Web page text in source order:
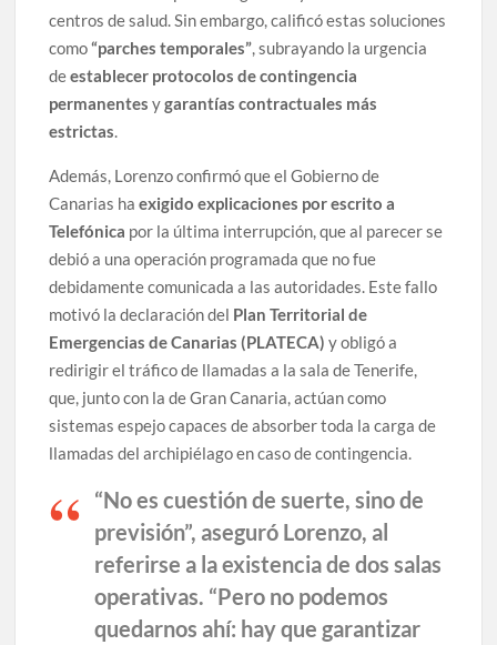
centros de salud. Sin embargo, calificó estas soluciones
como“parches temporales”, subrayando la urgencia
deestablecer protocolos de contingencia
permanentes ygarantías contractuales más
estrictas.
Además, Lorenzo confirmó que el Gobierno de
Canarias haexigido explicaciones por escrito a
Telefónica por la última interrupción, que al parecer se
debió a una operación programada que no fue
debidamente comunicada a las autoridades. Este fallo
motivó la declaración del Plan Territorial de
Emergencias de Canarias (PLATECA) y obligó a
redirigir el tráfico de llamadas a la sala de Tenerife,
que, junto con la de Gran Canaria, actúan como
sistemas espejo capaces de absorber toda la carga de
llamadas del archipiélago en caso de contingencia.
“No es cuestión de suerte, sino de
previsión”, aseguró Lorenzo, al
referirse a la existencia de dos salas
operativas. “Pero no podemos
quedarnos ahí: hay que garantizar